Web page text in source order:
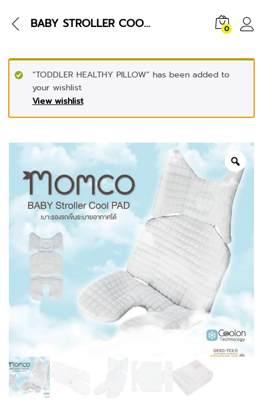
BABY STROLLER COOL PAD 0
View wishlist
“TODDLER HEALTHY PILLOW” has been added to
your wishlist